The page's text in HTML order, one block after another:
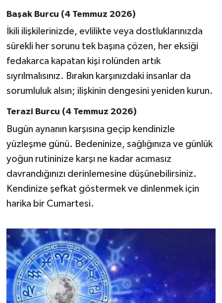
Başak Burcu (4 Temmuz 2026)
İkili ilişkilerinizde, evlilikte veya dostluklarınızda
sürekli her sorunu tek başına çözen, her eksiği
fedakarca kapatan kişi rolünden artık
sıyrılmalısınız. Bırakın karşınızdaki insanlar da
sorumluluk alsın; ilişkinin dengesini yeniden kurun.
Terazi Burcu (4 Temmuz 2026)
Bugün aynanın karşısına geçip kendinizle
yüzleşme günü. Bedeninize, sağlığınıza ve günlük
yoğun rutininize karşı ne kadar acımasız
davrandığınızı derinlemesine düşünebilirsiniz.
Kendinize şefkat göstermek ve dinlenmek için
harika bir Cumartesi.